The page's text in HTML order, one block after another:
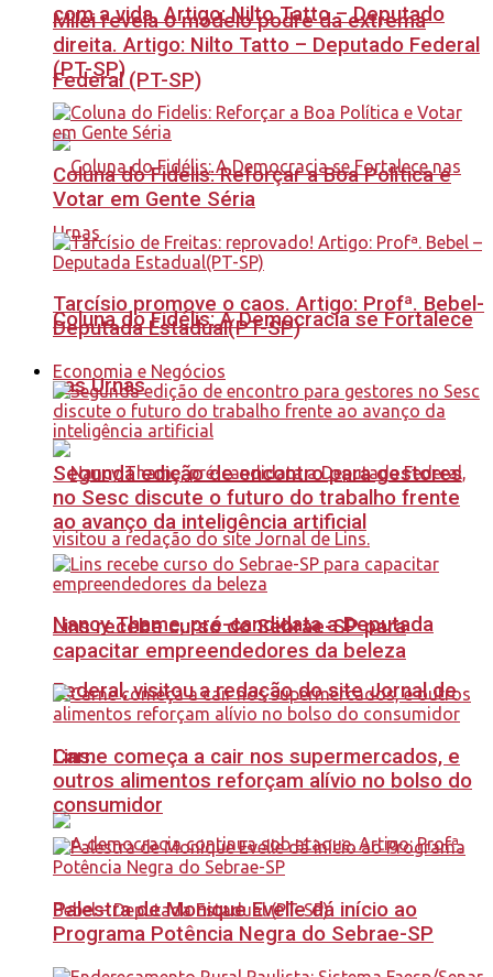
com a vida. Artigo: Nilto Tatto – Deputado
Federal (PT-SP)
Coluna do Fidélis: A Democracia se Fortalece
nas Urnas
Nancy Thame, pré-candidata a Deputada
Federal, visitou a redação do site Jornal de
Lins.
Milei revela o modelo podre da extrema
direita. Artigo: Nilto Tatto – Deputado Federal
(PT-SP)
Coluna do Fidelis: Reforçar a Boa Política e
Votar em Gente Séria
Tarcísio promove o caos. Artigo: Profª. Bebel-
Deputada Estadual(PT-SP)
Economia e Negócios
Segunda edição de encontro para gestores
no Sesc discute o futuro do trabalho frente
ao avanço da inteligência artificial
Lins recebe curso do Sebrae-SP para
capacitar empreendedores da beleza
Carne começa a cair nos supermercados, e
outros alimentos reforçam alívio no bolso do
consumidor
Palestra de Monique Evelle dá início ao
Programa Potência Negra do Sebrae-SP